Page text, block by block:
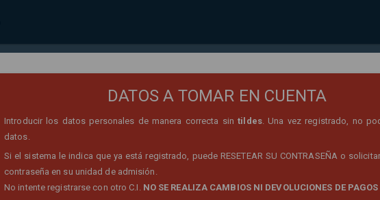
DATOS A TOMAR EN CUENTA
Introducir los datos personales de manera correcta sintildes. Una vez registrado, no
datos.
Si el sistema le indica que ya está registrado, puede RESETEAR SU CONTRASEÑA o
contraseña en su unidad de admisión.
No intente registrarse con otro C.I. NO SE REALIZA CAMBIOS NI DEVOLUCIONES DE